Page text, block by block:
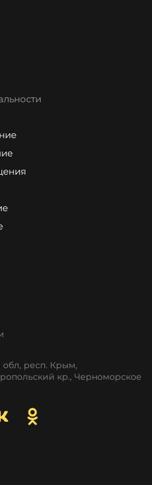
обл, респ. Крым,
кр., Черноморское